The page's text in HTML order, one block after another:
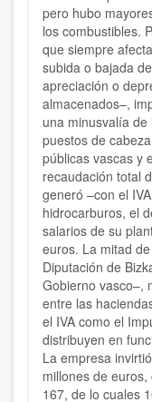
pero hubo
los combustibles.
que siempre
subida o bajada
apreciación o
almacenados–,
una minusvalía
puestos de
públicas vascas y
recaudación total
generó –con el
hidrocarburos, el
salarios de su
euros. La mitad
Diputación de
Gobierno vasco–,
entre las
el IVA como el
distribuyen en
La empresa
millones de
167, de lo cuales